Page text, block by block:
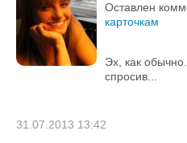
Оставлен
карточкам
Эх, как
спросив...
31.07.2013 13:42